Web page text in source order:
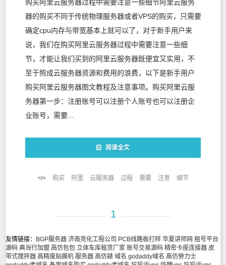
购买阿里云服务器过程中需要注意一些细节阿里云服务
器的购买不同于传统物理服务器或者VPS的购买，只需要
确定cpu内存与带宽基本上就可以了，对于新手用户来
说，我们在购买阿里云服务器过程中需要注意一些细
节，才能让我们买到的阿里云服务器既便宜又实用，不
至于照成云服务器资源和费用的浪费，以下是新手用户
购买阿里云服务器图文教程及注意事项。购买阿里云服
务器第一步：注册账号可以注册个人账号也可以注册企
业账号，需要...
阅读全文
购买 阿里 云服务器 过程 需要 注意 细节
1
友情链接： BGP服务器 济南亮化工程公司 PCB线路板打样 华夏讲师网 租号平台
源码 典当行加盟 高仿包包 立体车库租赁厂家 账号交易源码 精密卡座连接器 皮
带式搅拌器 高精度贴膜机 服务器 高仿錶 域名 godaddy域名 高仿勞力士